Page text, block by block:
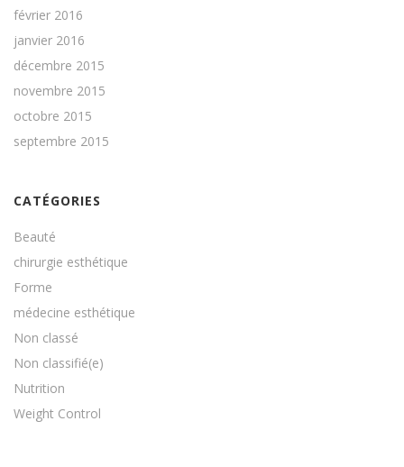
février 2016
janvier 2016
décembre 2015
novembre 2015
octobre 2015
septembre 2015
CATÉGORIES
Beauté
chirurgie esthétique
Forme
médecine esthétique
Non classé
Non classifié(e)
Nutrition
Weight Control